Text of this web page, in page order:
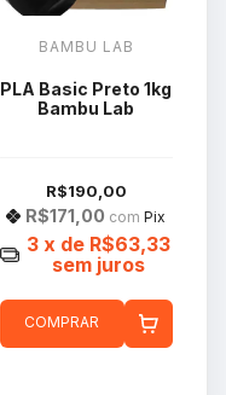
BAMBU LAB
PLA Basic Preto 1kg
Bambu Lab
R$190,00
R$171,00 com Pix
3 x de R$63,33
sem juros
COMPRAR